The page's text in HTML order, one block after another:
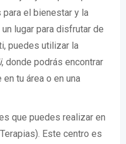
el bienestar y la
lugar para disfrutar de
puedes utilizar la
, donde podrás encontrar
tu área o en una
que puedes realizar en
Este centro es